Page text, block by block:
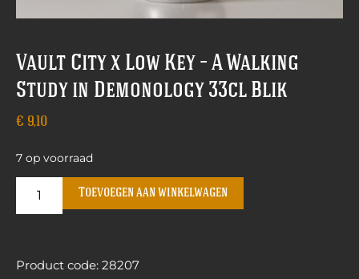
Vault City x Low Key – A Walking
Study in Demonology 33cl Blik
€ 9,10
7 op voorraad
Toevoegen aan winkelwagen
Product code: 28207